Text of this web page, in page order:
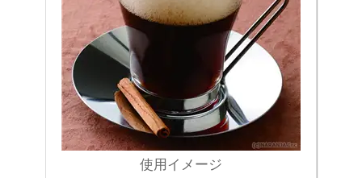
使用イメージ